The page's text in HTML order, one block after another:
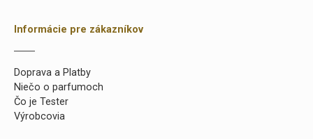
Informácie pre zákazníkov
Doprava a Platby
Niečo o parfumoch
Čo je Tester
Výrobcovia